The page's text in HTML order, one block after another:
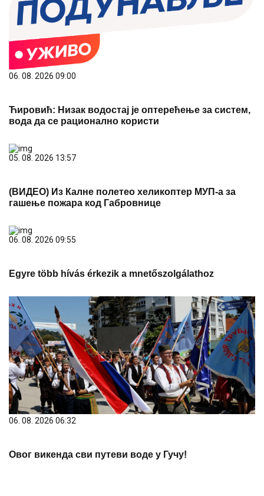
06. 08. 2026 09:00
Ћировић: Низак водостај је оптерећење за систем,
вода да се рационално користи
05. 08. 2026 13:57
(ВИДЕО) Из Калне полетео хеликоптер МУП-а за
гашење пожара код Габровнице
06. 08. 2026 09:55
Egyre több hívás érkezik a mnetőszolgálathoz
06. 08. 2026 06:32
Овог викенда сви путеви воде у Гучу!